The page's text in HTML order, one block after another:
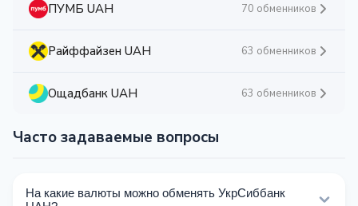
ПУМБ UAH 70 обменников
Райффайзен UAH 63 обменников
Ощадбанк UAH 63 обменников
Часто задаваемые вопросы
На какие валюты можно обменять УкрСиббанк